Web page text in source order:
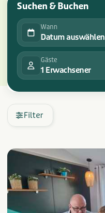
Suchen & Buchen
Wann
Datum auswählen
Gäste
1 Erwachsener
Filter